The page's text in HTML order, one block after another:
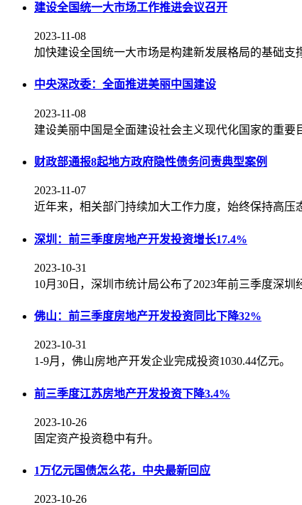
建设全国统一大市场工作推进会议召开
2023-11-08
加快建设全国统一大市场是构建新发展格局的基础支
中央深改委：全面推进美丽中国建设
2023-11-08
建设美丽中国是全面建设社会主义现代化国家的重要
财政部通报8起地方政府隐性债务问责典型案例
2023-11-07
近年来，相关部门持续加大工作力度，始终保持高压
深圳：前三季度房地产开发投资增长17.4%
2023-10-31
10月30日，深圳市统计局公布了2023年前三季度深圳
佛山：前三季度房地产开发投资同比下降32%
2023-10-31
1-9月，佛山房地产开发企业完成投资1030.44亿元。
前三季度江苏房地产开发投资下降3.4%
2023-10-26
固定资产投资稳中有升。
1万亿元国债怎么花，中央最新回应
2023-10-26